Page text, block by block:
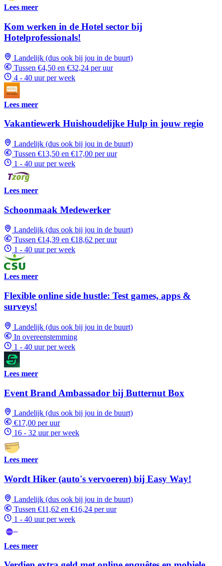
Lees meer
Kom werken in de Hotel sector bij
Hotelprofessionals!
Landelijk (dus ook bij jou in de buurt)
Tussen €4,50 en €32,24 per uur
4 - 40 uur per week
Lees meer
Vakantiewerk Huishoudelijke Hulp in jouw regio
Landelijk (dus ook bij jou in de buurt)
Tussen €13,50 en €17,00 per uur
1 - 40 uur per week
Lees meer
Schoonmaak Medewerker
Landelijk (dus ook bij jou in de buurt)
Tussen €14,39 en €18,62 per uur
1 - 40 uur per week
Lees meer
Flexible online side hustle: Test games, apps &
surveys!
Landelijk (dus ook bij jou in de buurt)
In overeenstemming
1 - 40 uur per week
Lees meer
Event Brand Ambassador bij Butternut Box
Landelijk (dus ook bij jou in de buurt)
€17,00 per uur
16 - 32 uur per week
Lees meer
Wordt Hiker (auto's vervoeren) bij Easy Way!
Landelijk (dus ook bij jou in de buurt)
Tussen €11,62 en €16,24 per uur
1 - 40 uur per week
Lees meer